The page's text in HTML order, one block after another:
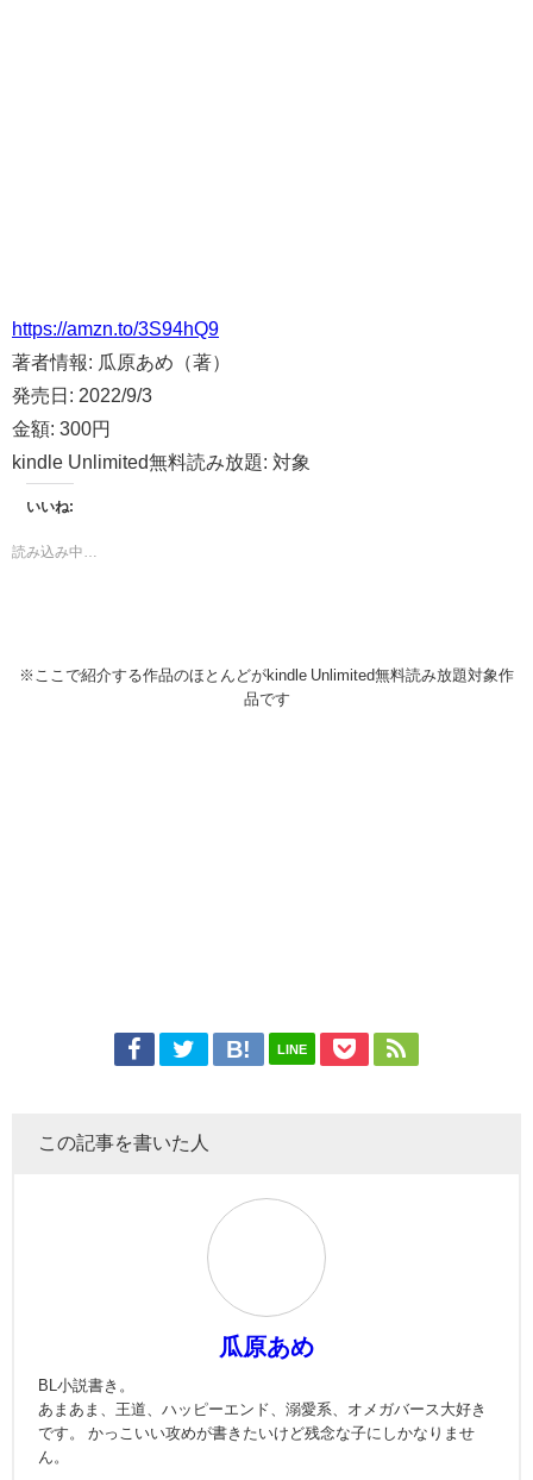
https://amzn.to/3S94hQ9
著者情報: 瓜原あめ（著）
発売日: 2022/9/3
金額: 300円
kindle Unlimited無料読み放題: 対象
いいね:
読み込み中…
※ここで紹介する作品のほとんどがkindle Unlimited無料読み放題対象作
品です
LINE
この記事を書いた人
瓜原あめ
BL小説書き。
あまあま、王道、ハッピーエンド、溺愛系、オメガバース大好き
です。 かっこいい攻めが書きたいけど残念な子にしかなりませ
ん。